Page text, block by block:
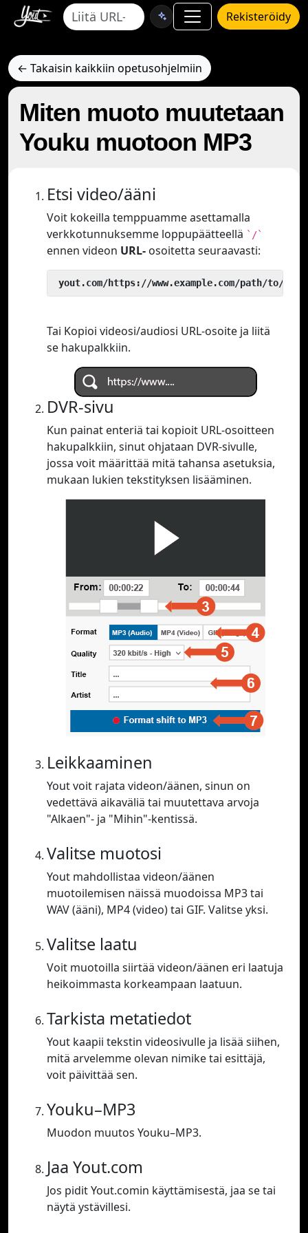
Rekisteröidy
← Takaisin kaikkiin opetusohjelmiin
Miten muoto muutetaan
Youku muotoon MP3
Etsi video/ääni
Voit kokeilla temppuamme asettamalla
verkkotunnuksemme loppupäätteellä `/`
ennen videon URL- osoitetta seuraavasti:
yout.com/https://www.example.com/path/to/
Tai Kopioi videosi/audiosi URL-osoite ja liitä
se hakupalkkiin.
DVR-sivu
Kun painat enteriä tai kopioit URL-osoitteen
hakupalkkiin, sinut ohjataan DVR-sivulle,
jossa voit määrittää mitä tahansa asetuksia,
mukaan lukien tekstityksen lisääminen.
Leikkaaminen
Yout voit rajata videon/äänen, sinun on
vedettävä aikaväliä tai muutettava arvoja
"Alkaen"- ja "Mihin"-kentissä.
Valitse muotosi
Yout mahdollistaa videon/äänen
muotoilemisen näissä muodoissa MP3 tai
WAV (ääni), MP4 (video) tai GIF. Valitse yksi.
Valitse laatu
Voit muotoilla siirtää videon/äänen eri laatuja
heikoimmasta korkeampaan laatuun.
Tarkista metatiedot
Yout kaapii tekstin videosivulle ja lisää siihen,
mitä arvelemme olevan nimike tai esittäjä,
voit päivittää sen.
Youku–MP3
Muodon muutos Youku–MP3.
Jaa Yout.com
Jos pidit Yout.comin käyttämisestä, jaa se tai
näytä ystävillesi.